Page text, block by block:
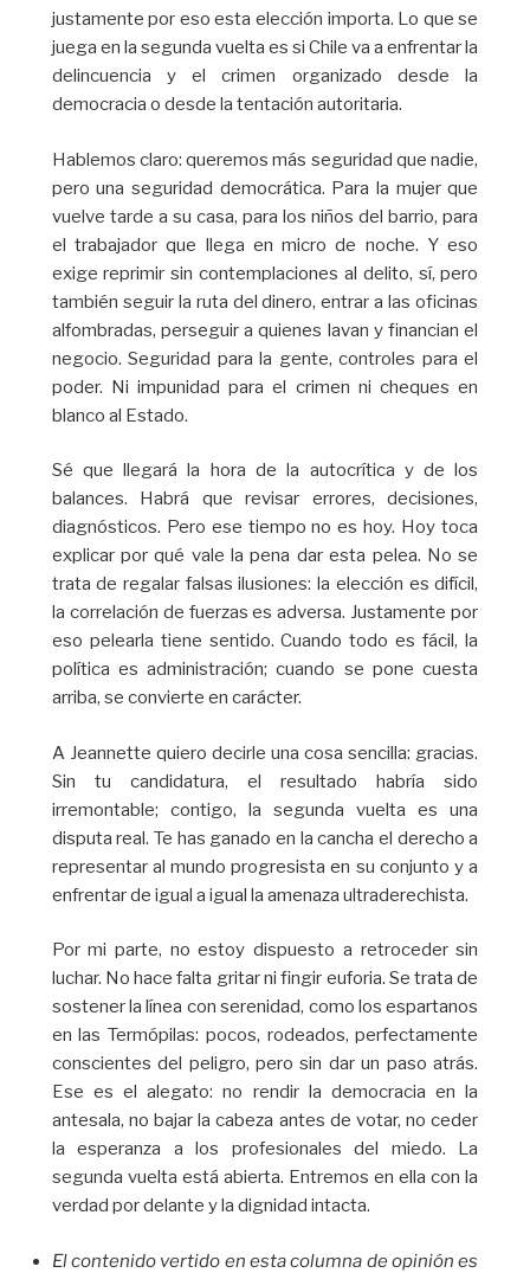
justamente por eso esta elección importa. Lo que se
juega en la segunda vuelta es si Chile va a enfrentar la
delincuencia y el crimen organizado desde la
democracia o desde la tentación autoritaria.
Hablemos claro: queremos más seguridad que nadie,
pero una seguridad democrática. Para la mujer que
vuelve tarde a su casa, para los niños del barrio, para
el trabajador que llega en micro de noche. Y eso
exige reprimir sin contemplaciones al delito, sí, pero
también seguir la ruta del dinero, entrar a las oficinas
alfombradas, perseguir a quienes lavan y financian el
negocio. Seguridad para la gente, controles para el
poder. Ni impunidad para el crimen ni cheques en
blanco al Estado.
Sé que llegará la hora de la autocrítica y de los
balances. Habrá que revisar errores, decisiones,
diagnósticos. Pero ese tiempo no es hoy. Hoy toca
explicar por qué vale la pena dar esta pelea. No se
trata de regalar falsas ilusiones: la elección es difícil,
la correlación de fuerzas es adversa. Justamente por
eso pelearla tiene sentido. Cuando todo es fácil, la
política es administración; cuando se pone cuesta
arriba, se convierte en carácter.
A Jeannette quiero decirle una cosa sencilla: gracias.
Sin tu candidatura, el resultado habría sido
irremontable; contigo, la segunda vuelta es una
disputa real. Te has ganado en la cancha el derecho a
representar al mundo progresista en su conjunto y a
enfrentar de igual a igual la amenaza ultraderechista.
Por mi parte, no estoy dispuesto a retroceder sin
luchar. No hace falta gritar ni fingir euforia. Se trata de
sostener la línea con serenidad, como los espartanos
en las Termópilas: pocos, rodeados, perfectamente
conscientes del peligro, pero sin dar un paso atrás.
Ese es el alegato: no rendir la democracia en la
antesala, no bajar la cabeza antes de votar, no ceder
la esperanza a los profesionales del miedo. La
segunda vuelta está abierta. Entremos en ella con la
verdad por delante y la dignidad intacta.
El contenido vertido en esta columna de opinión es